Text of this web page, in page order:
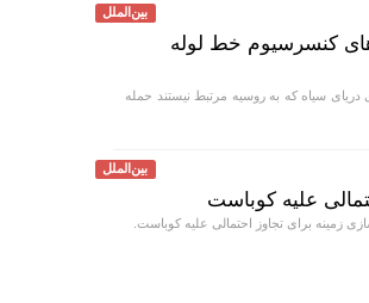
بین‌الملل
کنسرسیوم خط لوله
سیاه که به روسیه مرتبط نیستند حمله
بین‌الملل
علیه کوباست
زمینه برای تجاوز احتمالی علیه کوباست.